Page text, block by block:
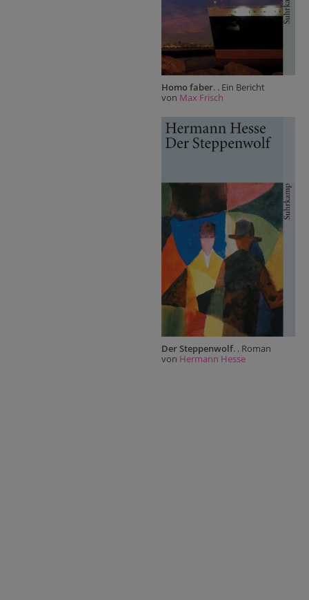
Homo faber. . Ein Bericht
von Max Frisch
Der Steppenwolf. . Roman
von Hermann Hesse